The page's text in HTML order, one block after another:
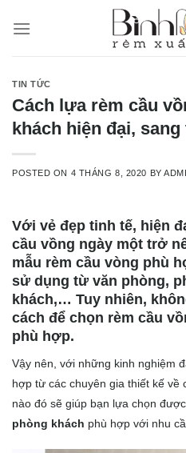
TIN TỨC
Cách lựa rèm cầu
khách hiện đại, sang
POSTED ON 4 THÁNG 8, 2020 BY
Với vẻ đẹp tinh tế, hiện
cầu vồng ngày một trở
mẫu rèm cầu vòng phù
sử dụng từ văn phòng,
khách,… Tuy nhiên,
cách để chọn rèm cầu
phù hợp.
Vậy nên, với những kinh nghiệm
hợp từ các chuyên gia thiết kế về
nào đó sẽ giúp bạn lựa chọn
phòng khách phù hợp với nhu